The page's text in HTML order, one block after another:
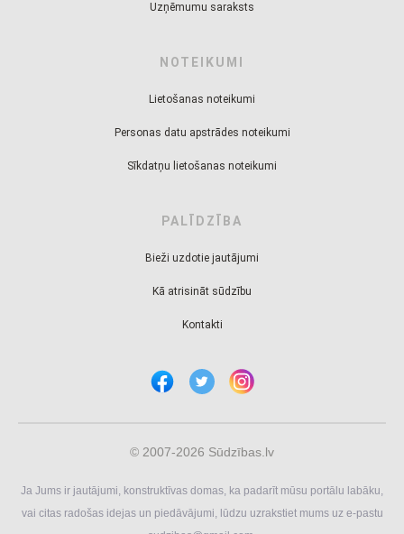
Uzņēmumu saraksts
NOTEIKUMI
Lietošanas noteikumi
Personas datu apstrādes noteikumi
Sīkdatņu lietošanas noteikumi
PALĪDZĪBA
Bieži uzdotie jautājumi
Kā atrisināt sūdzību
Kontakti
© 2007-2026 Sūdzības.lv
Ja Jums ir jautājumi, konstruktīvas domas, ka padarīt mūsu portālu labāku,
vai citas radošas idejas un piedāvājumi, lūdzu uzrakstiet mums uz e-pastu